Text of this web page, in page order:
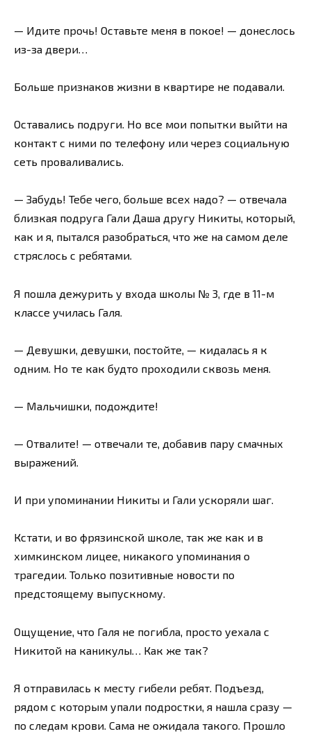
— Идите прочь! Оставьте меня в покое! — донеслось
из-за двери…
Больше признаков жизни в квартире не подавали.
Оставались подруги. Но все мои попытки выйти на
контакт с ними по телефону или через социальную
сеть проваливались.
— Забудь! Тебе чего, больше всех надо? — отвечала
близкая подруга Гали Даша другу Никиты, который,
как и я, пытался разобраться, что же на самом деле
стряслось с ребятами.
Я пошла дежурить у входа школы № 3, где в 11-м
классе училась Галя.
— Девушки, девушки, постойте, — кидалась я к
одним. Но те как будто проходили сквозь меня.
— Мальчишки, подождите!
— Отвалите! — отвечали те, добавив пару смачных
выражений.
И при упоминании Никиты и Гали ускоряли шаг.
Кстати, и во фрязинской школе, так же как и в
химкинском лицее, никакого упоминания о
трагедии. Только позитивные новости по
предстоящему выпускному.
Ощущение, что Галя не погибла, просто уехала с
Никитой на каникулы… Как же так?
Я отправилась к месту гибели ребят. Подъезд,
рядом с которым упали подростки, я нашла сразу —
по следам крови. Сама не ожидала такого. Прошло